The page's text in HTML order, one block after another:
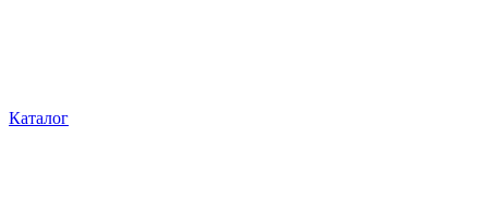
Каталог